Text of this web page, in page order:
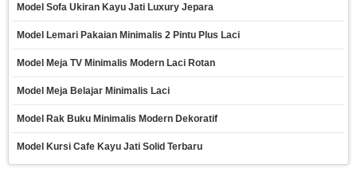
Model Sofa Ukiran Kayu Jati Luxury Jepara
Model Lemari Pakaian Minimalis 2 Pintu Plus Laci
Model Meja TV Minimalis Modern Laci Rotan
Model Meja Belajar Minimalis Laci
Model Rak Buku Minimalis Modern Dekoratif
Model Kursi Cafe Kayu Jati Solid Terbaru